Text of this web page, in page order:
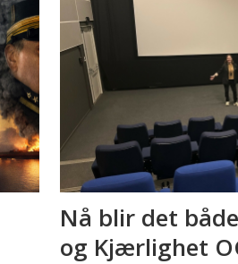
Nå blir det
og Kjærlighet